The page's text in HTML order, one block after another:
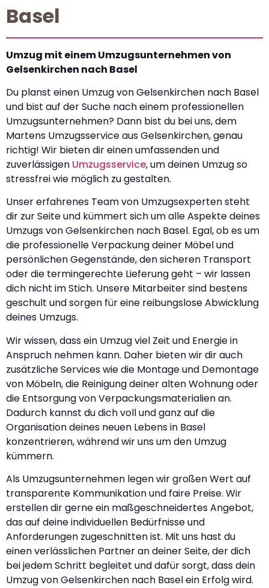
Basel
Umzug mit einem Umzugsunternehmen von
Gelsenkirchen nach Basel
Du planst einen Umzug von Gelsenkirchen nach Basel
und bist auf der Suche nach einem professionellen
Umzugsunternehmen? Dann bist du bei uns, dem
Martens Umzugsservice aus Gelsenkirchen, genau
richtig! Wir bieten dir einen umfassenden und
zuverlässigen Umzugsservice, um deinen Umzug so
stressfrei wie möglich zu gestalten.
Unser erfahrenes Team von Umzugsexperten steht
dir zur Seite und kümmert sich um alle Aspekte deines
Umzugs von Gelsenkirchen nach Basel. Egal, ob es um
die professionelle Verpackung deiner Möbel und
persönlichen Gegenstände, den sicheren Transport
oder die termingerechte Lieferung geht – wir lassen
dich nicht im Stich. Unsere Mitarbeiter sind bestens
geschult und sorgen für eine reibungslose Abwicklung
deines Umzugs.
Wir wissen, dass ein Umzug viel Zeit und Energie in
Anspruch nehmen kann. Daher bieten wir dir auch
zusätzliche Services wie die Montage und Demontage
von Möbeln, die Reinigung deiner alten Wohnung oder
die Entsorgung von Verpackungsmaterialien an.
Dadurch kannst du dich voll und ganz auf die
Organisation deines neuen Lebens in Basel
konzentrieren, während wir uns um den Umzug
kümmern.
Als Umzugsunternehmen legen wir großen Wert auf
transparente Kommunikation und faire Preise. Wir
erstellen dir gerne ein maßgeschneidertes Angebot,
das auf deine individuellen Bedürfnisse und
Anforderungen zugeschnitten ist. Mit uns hast du
einen verlässlichen Partner an deiner Seite, der dich
bei jedem Schritt begleitet und dafür sorgt, dass dein
Umzug von Gelsenkirchen nach Basel ein Erfolg wird.